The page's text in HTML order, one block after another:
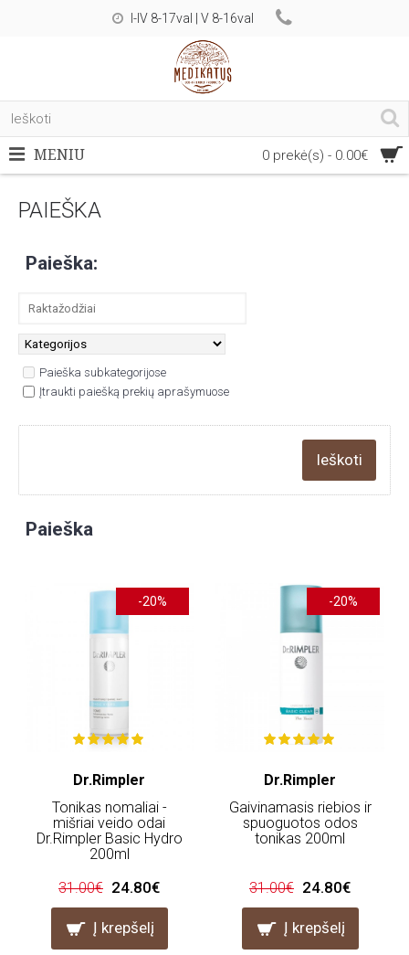
I-IV 8-17val | V 8-16val
0 prekė(s) - 0.00€
MENIU
PAIEŠKA
Paieška:
Paieška subkategorijose
Įtraukti paiešką prekių aprašymuose
Paieška
-20%
Dr.Rimpler
Tonikas nomaliai -
mišriai veido odai
Dr.Rimpler Basic Hydro
200ml
31.00€ 24.80€
Į krepšelį
-20%
Dr.Rimpler
Gaivinamasis riebios ir
spuoguotos odos
tonikas 200ml
31.00€ 24.80€
Į krepšelį